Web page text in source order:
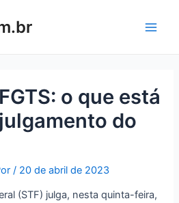
o que está
do
/ 20 de abril de 2023
(STF) julga, nesta quinta-feira,